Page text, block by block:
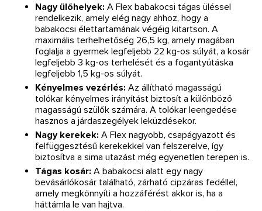
Nagy ülőhelyek: A Flex babakocsi tágas üléssel
rendelkezik, amely elég nagy ahhoz, hogy a
babakocsi élettartamának végéig kitartson. A
maximális terhelhetőség 26,5 kg, amely magában
foglalja a gyermek legfeljebb 22 kg-os súlyát, a kosár
legfeljebb 3 kg-os terhelését és a fogantyútáska
legfeljebb 1,5 kg-os súlyát.
Kényelmes vezérlés: Az állítható magasságú
tolókar kényelmes irányítást biztosít a különböző
magasságú szülők számára. A tolókar leengedése
hasznos a járdaszegélyek leküzdésekor.
Nagy kerekek: A Flex nagyobb, csapágyazott és
felfüggesztésű kerekekkel van felszerelve, így
biztosítva a sima utazást még egyenetlen terepen is.
Tágas kosár: A babakocsi alatt egy nagy
bevásárlókosár található, zárható cipzáras fedéllel,
amely megkönnyíti a hozzáférést akkor is, ha a
háttámla le van hajtva.